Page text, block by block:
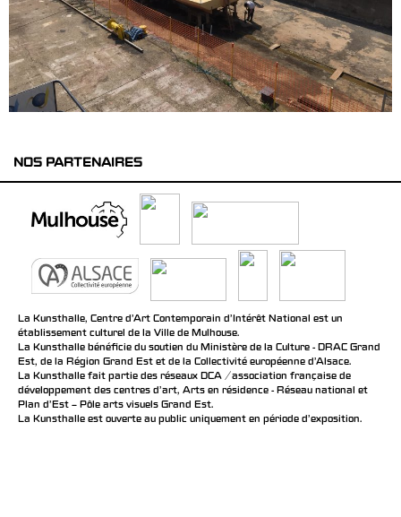
NOS PARTENAIRES
La Kunsthalle, Centre d’Art Contemporain d’Intérêt National est un
établissement culturel de la Ville de Mulhouse.
La Kunsthalle bénéficie du soutien du Ministère de la Culture - DRAC Grand
Est, de la Région Grand Est et de la Collectivité européenne d’Alsace.
La Kunsthalle fait partie des réseaux DCA / association française de
développement des centres d'art, Arts en résidence - Réseau national et
Plan d’Est – Pôle arts visuels Grand Est.
La Kunsthalle est ouverte au public uniquement en période d'exposition.